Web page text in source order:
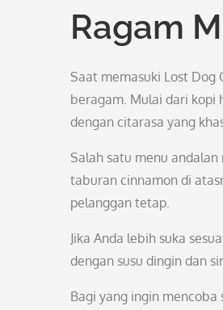
Ragam
Saat memasuki Lost Dog
beragam. Mulai dari kopi
dengan citarasa yang
Salah satu menu andalan
taburan cinnamon di
pelanggan tetap.
Jika Anda lebih suka
dengan susu dingin dan
Bagi yang ingin mencoba